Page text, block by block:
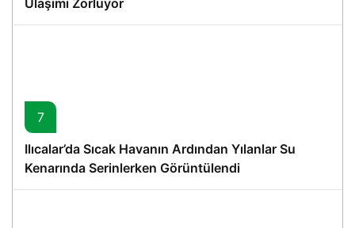
Ulaşımı Zorluyor
7
Ilıcalar’da Sıcak Havanın Ardından Yılanlar Su
Kenarında Serinlerken Görüntülendi